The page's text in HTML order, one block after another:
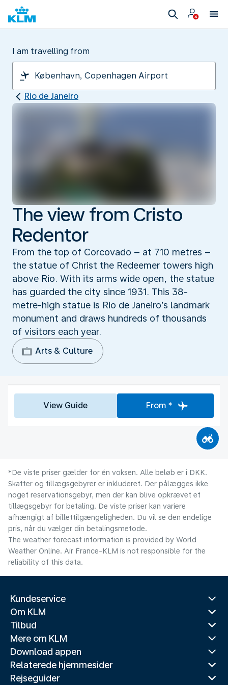
I am travelling from
Rio de Janeiro
The view from Cristo
Redentor
From the top of Corcovado – at 710 metres –
the statue of Christ the Redeemer towers high
above Rio. With its arms wide open, the statue
has guarded the city since 1931. This 38-
metre-high statue is Rio de Janeiro’s landmark
monument and draws hundreds of thousands
of visitors each year.
Arts & Culture
View Guide From *
*De viste priser gælder for én voksen. Alle beløb er i DKK.
Skatter og tillægsgebyrer er inkluderet. Der pålægges ikke
noget reservationsgebyr, men der kan blive opkrævet et
tillægsgebyr for betaling. De viste priser kan variere
afhængigt af billettilgængeligheden. Du vil se den endelige
pris, når du vælger din betalingsmetode.
The weather forecast information is provided by World
Weather Online. Air France-KLM is not responsible for the
reliability of this data.
Kundeservice
Om KLM
Tilbud
Mere om KLM
Download appen
Relaterede hjemmesider
Rejseguider